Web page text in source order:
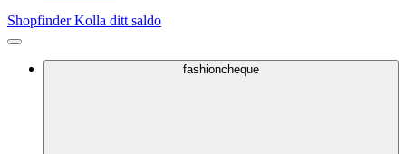
ShopfinderKolla ditt saldo